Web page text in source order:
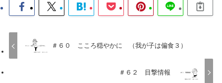
＃６０ こころ穏やかに （我が子は偏食３）
＃６２ 目撃情報